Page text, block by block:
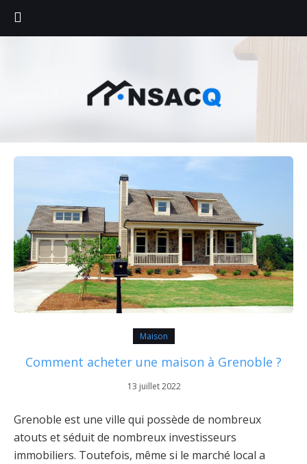
Maison
Comment acheter une maison à Grenoble ?
13 juillet 2022
Grenoble est une ville qui possède de nombreux
atouts et séduit de nombreux investisseurs
immobiliers. Toutefois, même si le marché local a